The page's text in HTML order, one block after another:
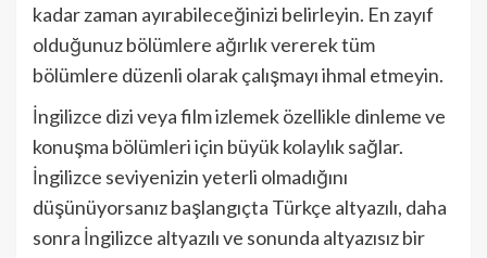
kadar zaman ayırabileceğinizi belirleyin. En zayıf
olduğunuz bölümlere ağırlık vererek tüm
bölümlere düzenli olarak çalışmayı ihmal etmeyin.
İngilizce dizi veya film izlemek özellikle dinleme ve
konuşma bölümleri için büyük kolaylık sağlar.
İngilizce seviyenizin yeterli olmadığını
düşünüyorsanız başlangıçta Türkçe altyazılı, daha
sonra İngilizce altyazılı ve sonunda altyazısız bir